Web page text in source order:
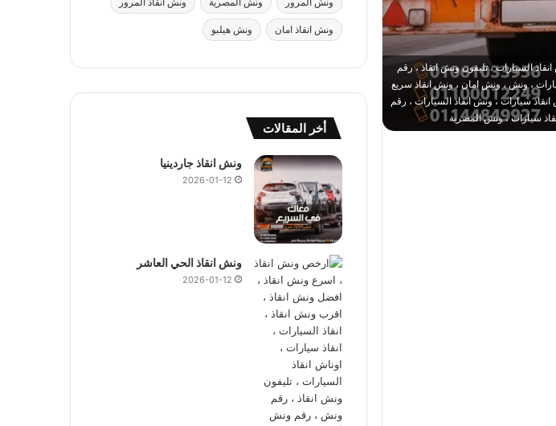
السيارات ، تليفون ونش انقاذ ، رقم
، ونش ، ونش امان ، ونش انقاذ سريع
سيارات ، ونش انقاذ السيارات ، رقم
سيارات ، ونش المصرية
ونش انقاذ امان ونش هيلبو
أخر المقالات
ونش انقاذ جاردينيا
2026-01-12
ونش انقاذ الحي العاشر
2026-01-12